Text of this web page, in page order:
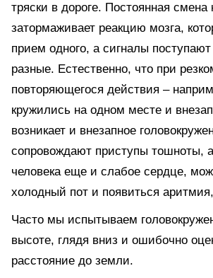
тряски в дороге. Постоянная смена
затормаживает реакцию мозга,
прием одного, а сигналы
разные. Естественно, что при
повторяющегося действия –
кружились на одном месте и
возникает и внезапное
сопровождают приступы тошноты,
человека еще и слабое сердце,
холодный пот и появиться
Часто мы испытываем
высоте, глядя вниз и ошибочно
расстояние до земли.